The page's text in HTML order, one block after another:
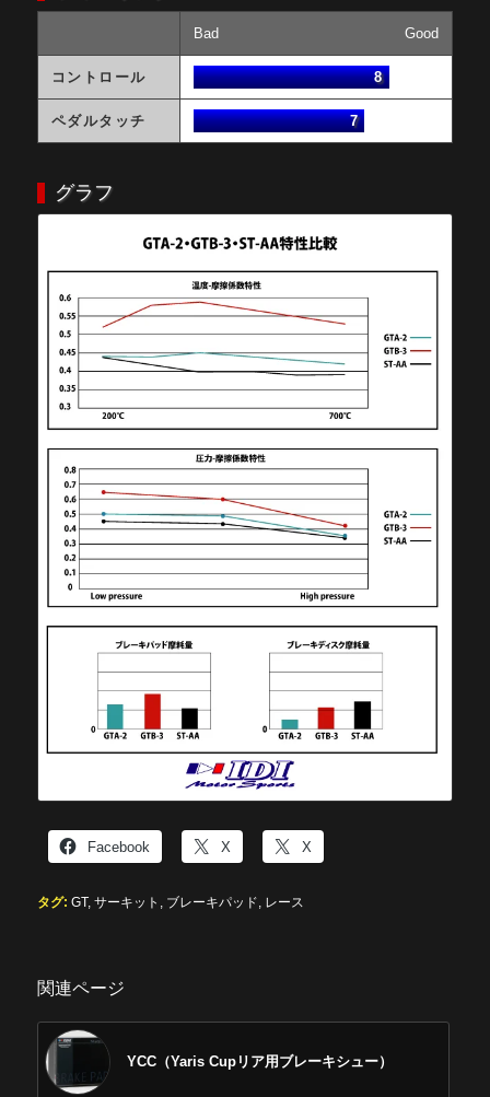
Bad Good
コントロール 8
ペダルタッチ 7
グラフ
Facebook X X
タグ: GT, サーキット ブレーキパッド レース
関連ページ
YCC（Yaris Cupリア用ブレーキシュー）